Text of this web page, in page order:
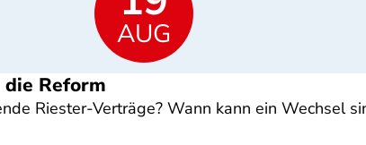
AUG
Reform
Riester-Verträge? Wann kann ein Wechsel